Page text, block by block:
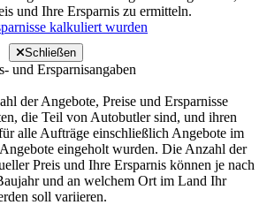
und Ihre Ersparnis zu ermitteln.
kalkuliert wurden
Schließen
und Ersparnisangaben
der Angebote, Preise und Ersparnisse
die Teil von Autobutler sind, und ihren
alle Aufträge einschließlich Angebote im
eingeholt wurden. Die Anzahl der
Preis und Ihre Ersparnis können je nach
und an welchem Ort im Land Ihr
soll variieren.